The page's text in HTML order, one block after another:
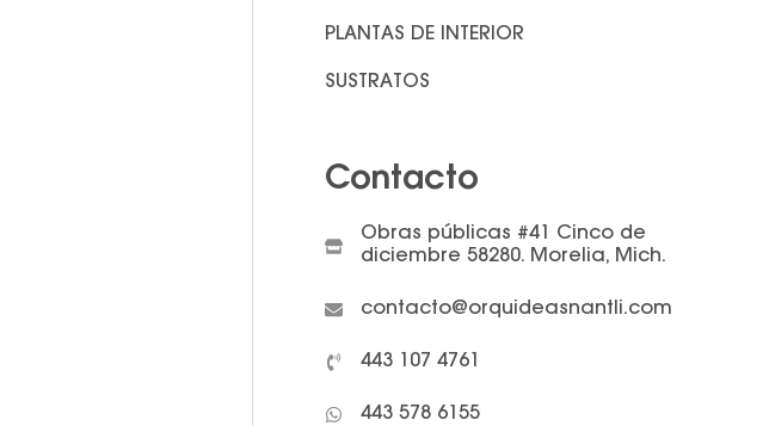
PLANTAS DE INTERIOR
SUSTRATOS
Contacto
Obras públicas #41 Cinco de
diciembre 58280. Morelia, Mich.
contacto@orquideasnantli.com
443 107 4761
443 578 6155